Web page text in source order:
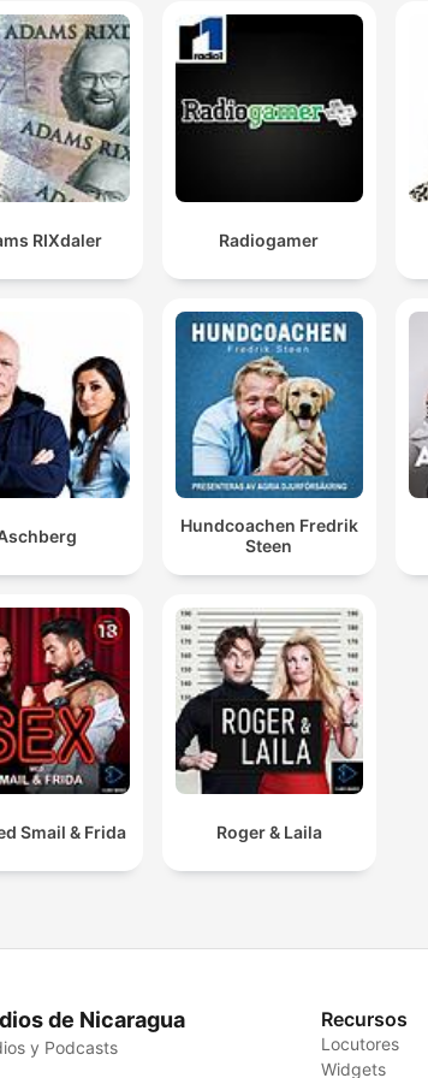
RIXdaler Radiogamer
Hundcoachen Fredrik
Steen
Smail & Frida Roger & Laila
de Nicaragua
y Podcasts
Recursos
Locutores
Widgets